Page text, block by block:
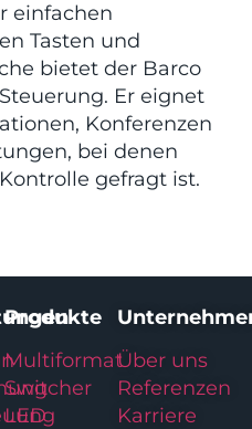
einfachen
Tasten und
bietet der Barco
Er eignet
Konferenzen
bei denen
gefragt ist.
Produkte
Multiformat
Switcher
LED
Über uns
Referenzen
Karriere